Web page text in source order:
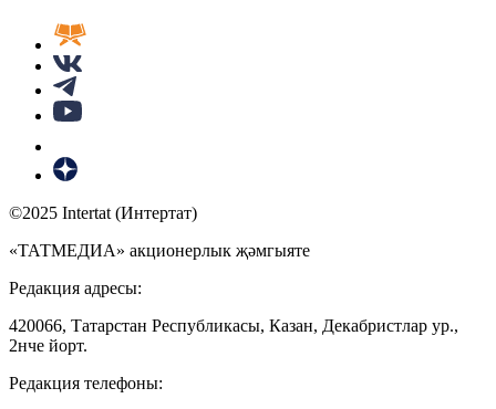
©2025 Intertat (Интертат)
«ТАТМЕДИА» акционерлык җәмгыяте
Редакция адресы:
420066, Татарстан Республикасы, Казан, Декабристлар ур.,
2нче йорт.
Редакция телефоны: